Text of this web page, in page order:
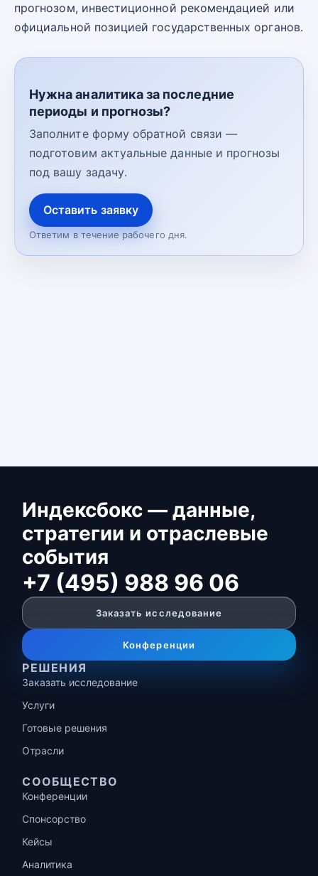
прогнозом, инвестиционной рекомендацией или
официальной позицией государственных органов.
Нужна аналитика за последние
периоды и прогнозы?
Заполните форму обратной связи —
подготовим актуальные данные и прогнозы
под вашу задачу.
Оставить заявку
Ответим в течение рабочего дня.
Индексбокс — данные,
стратегии и отраслевые
события
+7 (495) 988 96 06
Заказать исследование
Конференции
РЕШЕНИЯ
Заказать исследование
Услуги
Готовые решения
Отрасли
СООБЩЕСТВО
Конференции
Спонсорство
Кейсы
Аналитика